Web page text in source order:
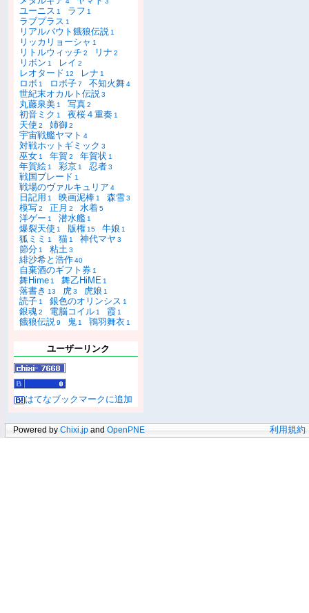
ユーニス 1 ラフ 1
ラブプラス 1
リアルバウト餓狼伝説 1
リッカリョーシャ 1
リトルウィッチ 2 リナ 2
リボン 1 レイ 2
レオタード 12 レナ 1
ロボ 1 ロボ子7 不知火舞4
世紀末オカルト伝説3
丸藤泉美 1 写真2
初音ミク 1 夜桜４重奏 1
天使 2 姉御2
宇宙戦艦ヤマト 4
対戦ホットギミック 3
巫女 1 年賀2 年賀状 1
年賀絵 1 彩京 1 忍者3
戦国ブレード 1
戦場のヴァルキュリア 4
日記用 1 映画泥棒 1 森雪3
模写2 正月 2 水着5
洋ゲー 1 潜水艦 1
爆裂天使 1 版権 15 牛娘 1
狐ミミ 1 猫 1 神代マヤ 3
節分 1 粘土3
緋沙希と浩作40
自棄酒のギフト券 1
舞Hime 1 舞乙HiME 1
落書き 13 虎3 虎娘 1
読子 1 銀色のオリンシス 1
銀魂2 電脳コイル 1 霞 1
餓狼伝説9 鬼 1 鴇羽舞衣 1
ユーザーリンク
はてなブックマークに追加
Powered by Chixi.jp and OpenPNE 利用規約